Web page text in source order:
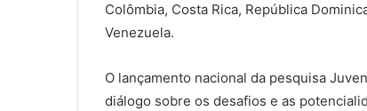
Colômbia, Costa Rica, República
Venezuela.
O lançamento nacional da pesquisa
diálogo sobre os desafios e as